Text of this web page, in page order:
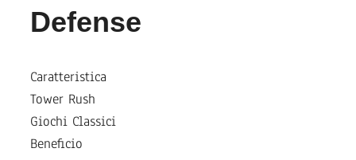
Defense
Caratteristica
Tower Rush
Giochi Classici
Beneficio